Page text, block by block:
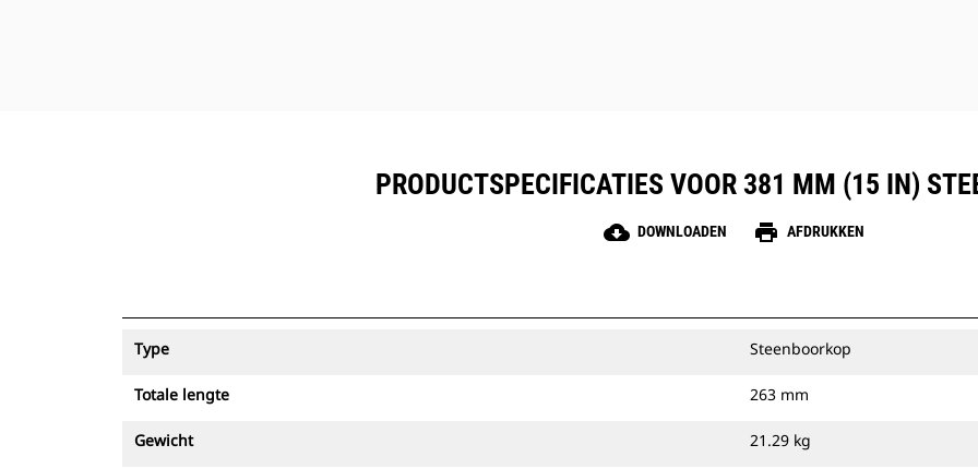
PRODUCTSPECIFICATIES VOOR 381 MM (15 IN)
cloud_download DOWNLOADEN print AFDRUKKEN
Type Steenboorkop
Totale lengte 263 mm
Gewicht 21.29 kg